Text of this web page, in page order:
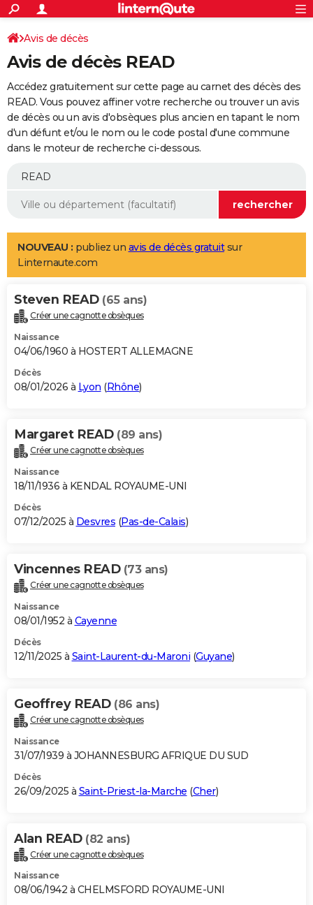
ACTUALITÉS
Politique
Société
Faits Divers
Education
Monde
Villes
+
SPORT
Coupe du monde 2026
Football
Tennis
Cyclisme
Rugby
Forum
Programme TV
TNT
Streaming
Cinéma
Sorties cinéma
Musique
+
FINANCE
Retraite
Impôts
Epargne
Immobilier
Risques naturels par ville
Banque
Assurance
Crédit
AUTO
Essais
Réserver un essai
Citadines
Berlines
SUV
Forum auto
+
Mobiles
Meilleur smartphone
Internet
Ordinateurs
Jeux vidéo
Guide high-tech
Aménagement intérieur
LIFESTYLE
Art de vivre
Bien-être
Loisirs
Mode
Modes de vie
Alimentation
Guide de la santé
Maladies
Médicaments
Sommeil
VOYAGE
Destinations
City break
Voyage nature
Voyage de noces
Forum
Climat
+PHOTO
GUIDES D'ACHAT
BONS PLANS
Carte de Noël
Carte Bonne année
Carte Saint-Valentin
Carte Pâques
Carte d'anniversaire
DICTIONNAIRE
Dictionnaire
Biographies
Citations
Expressions
Proverbes
PROGRAMME TV
S'inscrire
Se connecter
Lycées
Collèges
Primaires
Universités
Entreprises
Service militaire
Avis de recherche
AVIS DE DÉCÈS
Bricolage
Lifestyle
Culture
Sport
Auto
Television
Voyage
Cinema
Avis de décès
Avis de décès READ
Accédez gratuitement sur cette page au carnet des décès des
READ. Vous pouvez affiner votre recherche ou trouver un avis
de décès ou un avis d'obsèques plus ancien en tapant le nom
d'un défunt et/ou le nom ou le code postal d'une commune
dans le moteur de recherche ci-dessous.
NOUVEAU : publiez un avis de décès gratuitsur
Linternaute.com
Steven READ (65 ans)
Créer une cagnotte obsèques
Naissance
04/06/1960 à HOSTERT ALLEMAGNE
Décès
08/01/2026 à Lyon (Rhône)
Margaret READ (89 ans)
Créer une cagnotte obsèques
Naissance
18/11/1936 à KENDAL ROYAUME-UNI
Décès
07/12/2025 à Desvres (Pas-de-Calais)
Vincennes READ (73 ans)
Créer une cagnotte obsèques
Naissance
08/01/1952 à Cayenne
Décès
12/11/2025 à Saint-Laurent-du-Maroni (Guyane)
Geoffrey READ (86 ans)
Créer une cagnotte obsèques
Naissance
31/07/1939 à JOHANNESBURG AFRIQUE DU SUD
Décès
26/09/2025 à Saint-Priest-la-Marche (Cher)
Alan READ (82 ans)
Créer une cagnotte obsèques
Naissance
08/06/1942 à CHELMSFORD ROYAUME-UNI